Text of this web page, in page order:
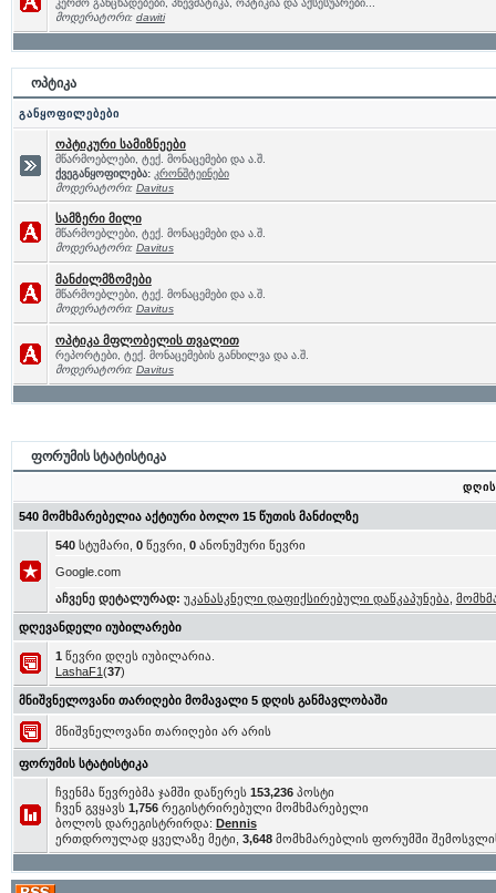
კერძო განცხადებები, პნევმატიკა, ოპტიკია და აქსესუარები...
მოდერატორი: dawiti
ოპტიკა
განყოფილებები
ოპტიკური სამიზნეები
მწარმოებლები, ტექ. მონაცემები და ა.შ.
ქვეგანყოფილება: კრონშტეინები
მოდერატორი: Davitus
სამზერი მილი
მწარმოებლები, ტექ. მონაცემები და ა.შ.
მოდერატორი: Davitus
მანძილმზომები
მწარმოებლები, ტექ. მონაცემები და ა.შ.
მოდერატორი: Davitus
ოპტიკა მფლობელის თვალით
რეპორტები, ტექ. მონაცემების განხილვა და ა.შ.
მოდერატორი: Davitus
ფორუმის სტატისტიკა
დღის
540 მომხმარებელია აქტიური ბოლო 15 წუთის მანძილზე
540სტუმარი, 0წევრი, 0ანონუმური წევრი
Google.com
აჩვენე დეტალურად: უკანასკნელი დაფიქსირებული დაწკაპუნება
დღევანდელი იუბილარები
1 წევრი დღეს იუბილარია.
LashaF1(37)
მნიშვნელოვანი თარიღები მომავალი 5 დღის განმავლობაში
მნიშვნელოვანი თარიღები არ არის
ფორუმის სტატისტიკა
ჩვენმა წევრებმა ჯამში დაწერეს 153,236პოსტი
ჩვენ გვყავს 1,756რეგისტრირებული მომხმარებელი
ბოლოს დარეგისტრირდა: Dennis
ერთდროულად ყველაზე მეტი, 3,648მომხმარებლის ფორუმში